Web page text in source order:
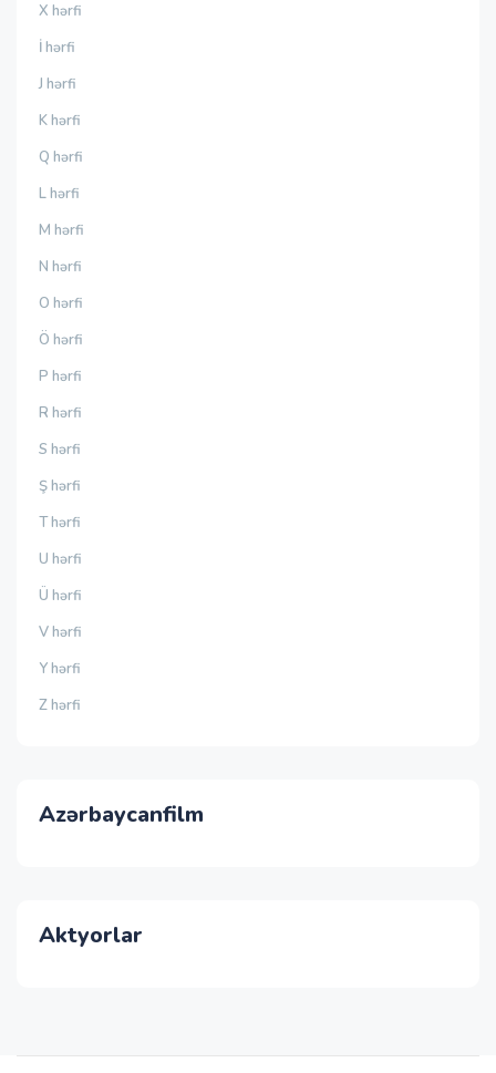
X hərfi
İ hərfi
J hərfi
K hərfi
Q hərfi
L hərfi
M hərfi
N hərfi
O hərfi
Ö hərfi
P hərfi
R hərfi
S hərfi
Ş hərfi
T hərfi
U hərfi
Ü hərfi
V hərfi
Y hərfi
Z hərfi
Azərbaycanfilm
Aktyorlar